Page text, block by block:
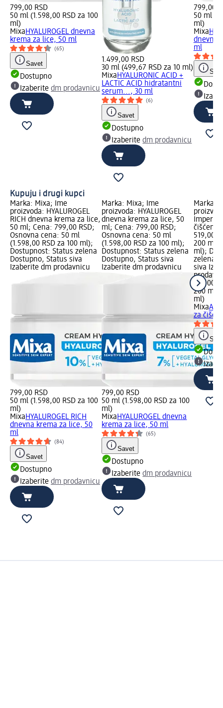
799,00 RSD
50 ml (1.598,00 RSD za 100
ml)
MixaHYALUROGEL dnevna
krema za lice, 50 ml
(65)
Savet
Dostupno
Izaberite dm prodavnicu
1.499,00 RSD
30 ml (499,67 RSD za 10 ml)
MixaHYALURONIC ACID +
LACTIC ACID hidratantni
serum..., 30 ml
(6)
Savet
Dostupno
Izaberitedm prodavnicu
799,00
50 ml
ml)
Mixa
dnevna
ml
Kupuju i drugi kupci
Marka: Mixa; Ime
proizvoda: HYALUROGEL
RICH dnevna krema za lice,
50 ml; Cena: 799,00 RSD;
Osnovna cena: 50 ml
(1.598,00 RSD za 100 ml);
Dostupnost: Status zelena
Dostupno, Status siva
Izaberite dm prodavnicu
799,00 RSD
50 ml (1.598,00 RSD za 100
ml)
MixaHYALUROGEL RICH
dnevna krema za lice, 50
ml
(84)
Savet
Dostupno
Izaberite dm prodavnicu
Marka: Mixa; Ime
proizvoda: HYALUROGEL
dnevna krema za lice, 50
ml; Cena: 799,00 RSD;
Osnovna cena: 50 ml
(1.598,00 RSD za 100 ml);
Dostupnost: Status zelena
Dostupno, Status siva
Izaberite dm prodavnicu
799,00 RSD
50 ml (1.598,00 RSD za 100
ml)
MixaHYALUROGEL dnevna
krema za lice, 50 ml
(65)
Savet
Dostupno
Izaberitedm prodavnicu
Marka:
čišćenje
519,00
200 ml
ml);
zelena
siva
519,00
200 ml
ml)
Mixa
za